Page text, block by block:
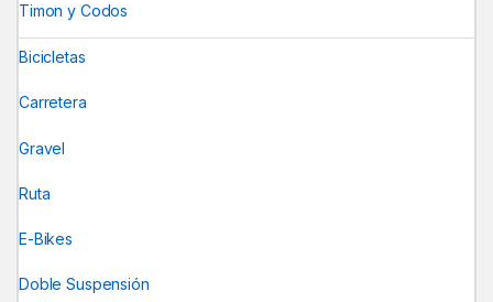
Timon y Codos
Bicicletas
Carretera
Gravel
Ruta
E-Bikes
Doble Suspensión